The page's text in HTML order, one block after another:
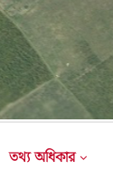
তথ্য অধিকার